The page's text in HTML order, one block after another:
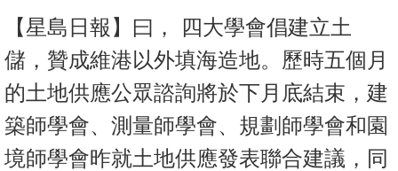
【星島日報】曰， 四大學會倡建立土
儲，贊成維港以外填海造地。歷時五個月
的土地供應公眾諮詢將於下月底結束，建
築師學會、測量師學會、規劃師學會和園
境師學會昨就土地供應發表聯合建議，同